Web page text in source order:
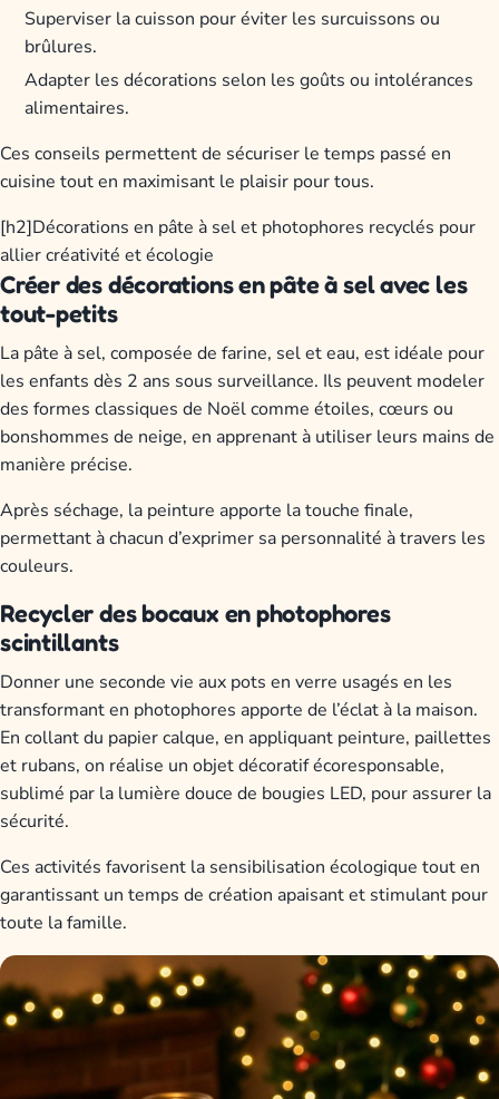
Superviser la cuisson pour éviter les surcuissons ou
brûlures.
Adapter les décorations selon les goûts ou intolérances
alimentaires.
Ces conseils permettent de sécuriser le temps passé en
cuisine tout en maximisant le plaisir pour tous.
[h2]Décorations en pâte à sel et photophores recyclés pour
allier créativité et écologie
Créer des décorations en pâte à sel avec les
tout-petits
La pâte à sel, composée de farine, sel et eau, est idéale pour
les enfants dès 2 ans sous surveillance. Ils peuvent modeler
des formes classiques de Noël comme étoiles, cœurs ou
bonshommes de neige, en apprenant à utiliser leurs mains de
manière précise.
Après séchage, la peinture apporte la touche finale,
permettant à chacun d’exprimer sa personnalité à travers les
couleurs.
Recycler des bocaux en photophores
scintillants
Donner une seconde vie aux pots en verre usagés en les
transformant en photophores apporte de l’éclat à la maison.
En collant du papier calque, en appliquant peinture, paillettes
et rubans, on réalise un objet décoratif écoresponsable,
sublimé par la lumière douce de bougies LED, pour assurer la
sécurité.
Ces activités favorisent la sensibilisation écologique tout en
garantissant un temps de création apaisant et stimulant pour
toute la famille.